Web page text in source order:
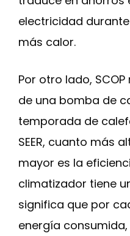
electricidad
más calor.
Por otro lado,
de una bomba de
temporada de
SEER, cuanto más
mayor es la
climatizador tiene
significa que por
energía